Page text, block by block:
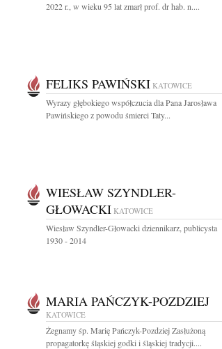
2022 r., w wieku 95 lat zmarł prof. dr hab. n....
FELIKS PAWIŃSKI KATOWICE
Wyrazy głębokiego współczucia dla Pana Jarosława
Pawińskiego z powodu śmierci Taty...
WIESŁAW SZYNDLER-
GŁOWACKI KATOWICE
Wiesław Szyndler-Głowacki dziennikarz, publicysta
1930 - 2014
MARIA PAŃCZYK-POZDZIEJ
KATOWICE
Żegnamy śp. Marię Pańczyk-Pozdziej Zasłużoną
propagatorkę śląskiej godki i śląskiej tradycji....